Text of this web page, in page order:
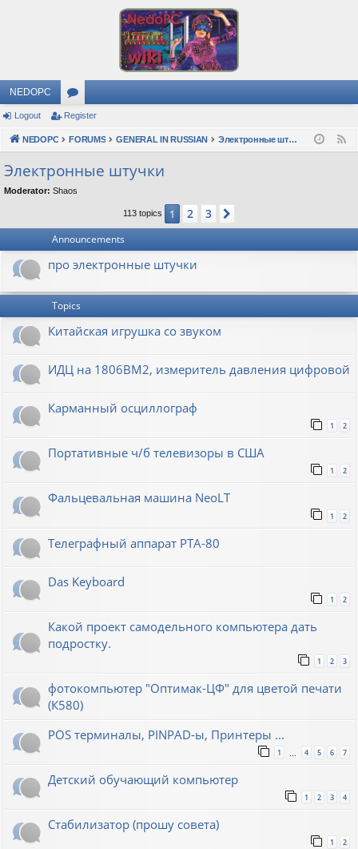
NEDOPC
or
u
s
Logout Register
NEDOPC FORUMS GENERAL IN RUSSIAN Электронные штучки
Электронные штучки
Moderator: Shaos
113 topics 1 2 3
Announcements
про электронные штучки
Topics
Китайская игрушка со звуком
ИДЦ на 1806ВМ2, измеритель давления цифровой
Карманный осциллограф
1 2
Портативные ч/б телевизоры в США
1 2
Фальцевальная машина NeoLT
1 2
Телеграфный аппарат РТА-80
Das Keyboard
1 2
Какой проект самодельного компьютера дать
подростку.
1 2 3
фотокомпьютер "Оптимак-ЦФ" для цветой печати
(К580)
POS терминалы, PINPAD-ы, Принтеры ...
1 4 5 6 7
Детский обучающий компьютер
1 2 3 4
Стабилизатор (прошу совета)
1 2